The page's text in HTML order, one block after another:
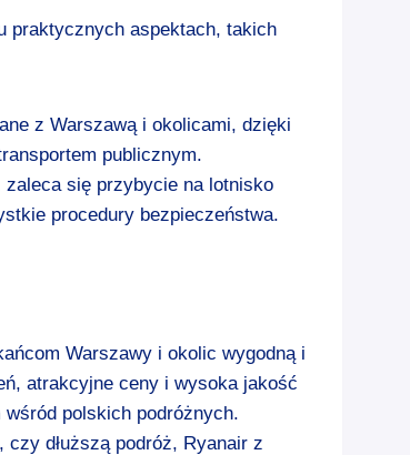
praktycznych aspektach, takich
z Warszawą i okolicami, dzięki
publicznym.
się przybycie na lotnisko
procedury bezpieczeństwa.
Warszawy i okolic wygodną i
atrakcyjne ceny i wysoka jakość
polskich podróżnych.
dłuższą podróż, Ryanair z